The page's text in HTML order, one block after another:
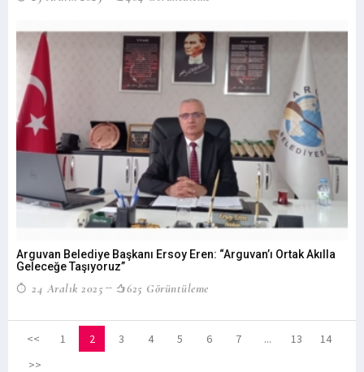
Arguvan Belediye Başkanı Ersoy Eren: “Arguvan’ı Ortak Akılla
Geleceğe Taşıyoruz”
24 Aralık 2025 625 Görüntüleme
<< 1 2 3 4 5 6 7 ... 13
14
>>